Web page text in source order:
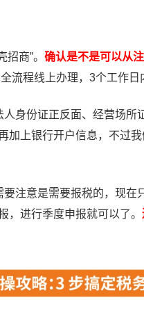
商”。 确认是不是可以从
流程线上办理，3个工作日
身份证正反面、经营场
加上银行开户信息，不过
注意是需要报税的，现
，进行季度申报就可以了。